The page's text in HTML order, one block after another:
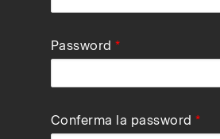
Password
Conferma la password